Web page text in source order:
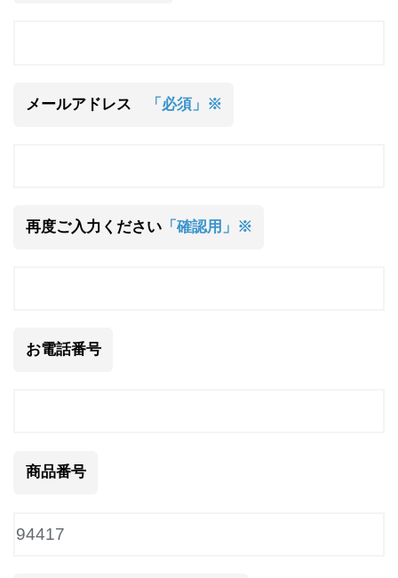
メールアドレス 「必須」※
再度ご入力ください「確認用」※
お電話番号
商品番号